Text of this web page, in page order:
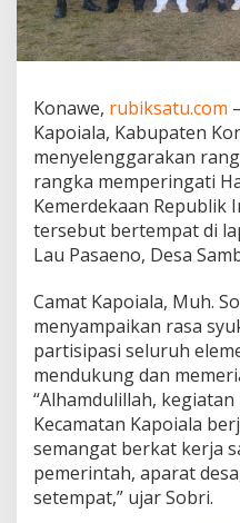
a
p
o
l
a
S
u
k
s
e
s
e
l
a
r
P
e
r
i
n
g
a
Konawe, rubiksatu.com
Kapoiala, Kabupaten
menyelenggarakan
rangka memperingati
Kemerdekaan Republik
tersebut bertempat di
Lau Pasaeno, Desa
Camat Kapoiala, Muh.
menyampaikan rasa
partisipasi seluruh
mendukung dan
“Alhamdulillah, kegiatan
Kecamatan Kapoiala
semangat berkat kerja
pemerintah, aparat
setempat,” ujar Sobri.